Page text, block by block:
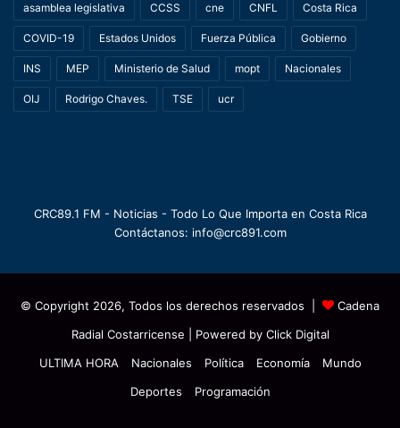
asamblea legislativa CCSS cne CNFL Costa Rica
COVID-19 Estados Unidos Fuerza Pública Gobierno
INS MEP Ministerio de Salud mopt Nacionales
OIJ Rodrigo Chaves. TSE ucr
CRC89.1 FM - Noticias - Todo Lo Que Importa en Costa Rica
Contáctanos: info@crc891.com
© Copyright 2026, Todos los derechos reservados |
Cadena
Radial Costarricense | Powered by Click Digital
ULTIMA HORA
Nacionales Política Economía
Mundo
Deportes
Programación